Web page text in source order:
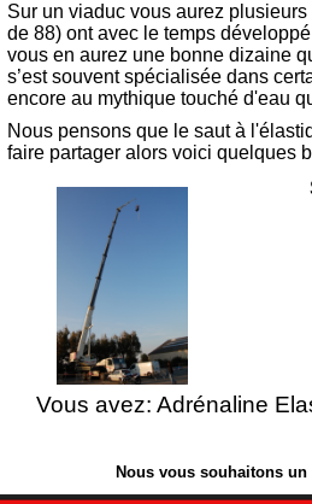
Sur un viaduc vous aurez
de 88) ont avec le temps
vous en aurez une bonne dizaine
s’est souvent spécialisée dans
encore au mythique touché d'eau
Nous pensons que le saut à
faire partager alors voici quelques
Vous avez: Adrénaline
Nous vous souhaitons